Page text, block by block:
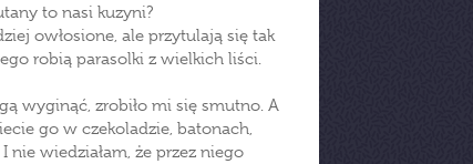
to nasi kuzyni?
owłosione, ale przytulają się tak
robią parasolki z wielkich liści.
wyginąć, zrobiło mi się smutno. A
go w czekoladzie, batonach,
nie wiedziałam, że przez niego